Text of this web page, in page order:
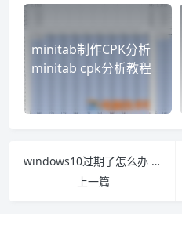
minitab制作CPK分析
minitab cpk分析教程
windows10过期了怎么办 windows10过期了会怎样解决
上一篇